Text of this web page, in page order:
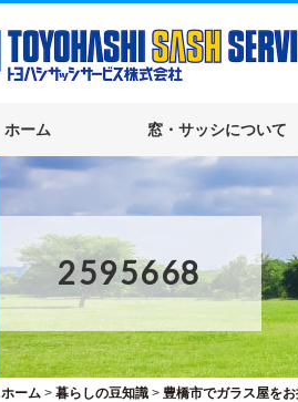
ホーム 窓・サッシについて
2595668
ホーム> 暮らしの豆知識> 豊橋市でガラス屋を